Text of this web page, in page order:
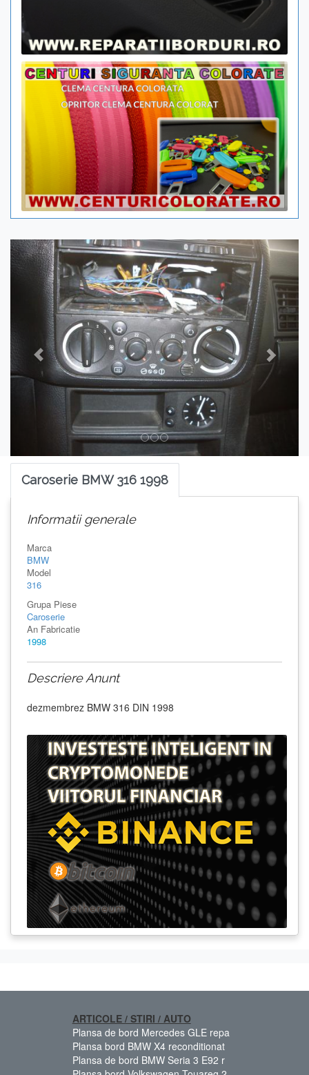
Previous Next
Caroserie BMW 316 1998
Informatii generale
Marca
BMW
Model
316
Grupa Piese
Caroserie
An Fabricatie
1998
Descriere Anunt
dezmembrez BMW 316 DIN 1998
ARTICOLE / STIRI / AUTO
Plansa de bord Mercedes GLE repa
Plansa bord BMW X4 reconditionat
Plansa de bord BMW Seria 3 E92 r